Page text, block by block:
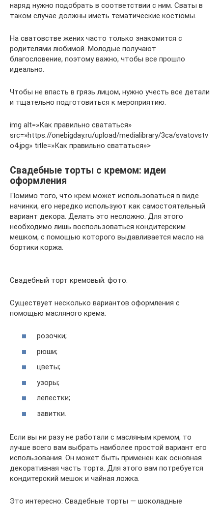
наряд нужно подобрать в соответствии с ним. Сваты в
таком случае должны иметь тематические костюмы.
На сватовстве жених часто только знакомится с
родителями любимой. Молодые получают
благословение, поэтому важно, чтобы все прошло
идеально.
Чтобы не впасть в грязь лицом, нужно учесть все детали
и тщательно подготовиться к мероприятию.
img alt=»Как правильно свататься»
src=»https://onebigday.ru/upload/medialibrary/3ca/svatovstv
o4.jpg» title=»Как правильно свататься»>
Свадебные торты с кремом: идеи
оформления
Помимо того, что крем может использоваться в виде
начинки, его нередко используют как самостоятельный
вариант декора. Делать это несложно. Для этого
необходимо лишь воспользоваться кондитерским
мешком, с помощью которого выдавливается масло на
бортики коржа.
Свадебный торт кремовый: фото.
Существует несколько вариантов оформления с
помощью масляного крема:
розочки;
рюши;
цветы;
узоры;
лепестки;
завитки.
Если вы ни разу не работали с масляным кремом, то
лучше всего вам выбрать наиболее простой вариант его
использования. Он может быть применен как основная
декоративная часть торта. Для этого вам потребуется
кондитерский мешок и чайная ложка.
Это интересно: Свадебные торты — шоколадные